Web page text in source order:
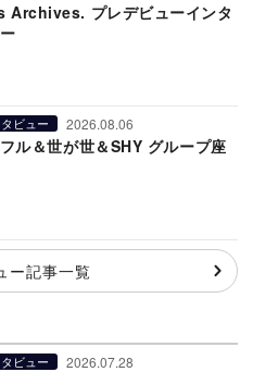
Archives. プレデビューインタ
ビュー 2026.08.06
ル＆世が世＆SHY グループ座
ー記事一覧
ビュー 2026.07.28